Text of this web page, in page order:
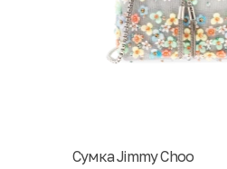
Сумка Jimmy Choo